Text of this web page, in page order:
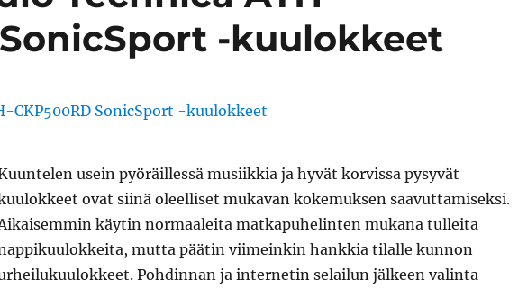
-kuulokkeet
usein pyöräillessä musiikkia ja hyvät korvissa pysyvät
ovat siinä oleelliset mukavan kokemuksen saavuttamiseksi.
käytin normaaleita matkapuhelinten mukana tulleita
mutta päätin viimeinkin hankkia tilalle kunnon
Pohdinnan ja internetin selailun jälkeen valinta